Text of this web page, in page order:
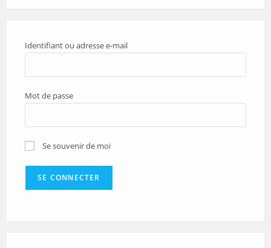
Identifiant ou adresse e-mail
Mot de passe
Se souvenir de moi